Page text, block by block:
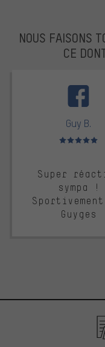
NOUS FAISONS
CE
Guy B.
Note moyenne :
Super
sympa !
Guyges